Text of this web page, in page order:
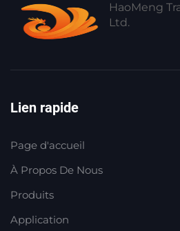
HaoMeng
Ltd.
Lien rapide
Page d'accueil
À Propos De Nous
Produits
Application